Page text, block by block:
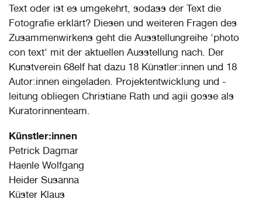
Text oder ist es umgekehrt, sodass der Text die
Fotografie erklärt? Diesen und weiteren Fragen des
Zusammenwirkens geht die Ausstellungreihe 'photo
con text' mit der aktuellen Ausstellung nach. Der
Kunstverein 68elf hat dazu 18 Künstler:innen und 18
Autor:innen eingeladen. Projektentwicklung und -
leitung obliegen Christiane Rath und agii gosse als
Kuratorinnenteam.
Künstler:innen
Petrick Dagmar
Haenle Wolfgang
Heider Susanna
Küster Klaus